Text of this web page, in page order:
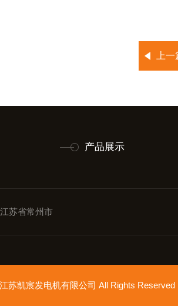
上
产品展示
苏省常州市
苏凯宸发电机有限公司 All Rights